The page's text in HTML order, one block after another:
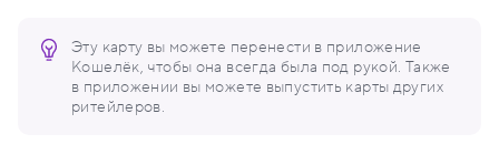
Эту карту вы можете перенести в приложение
Кошелёк, чтобы она всегда была под рукой. Также
в приложении вы можете выпустить карты других
ритейлеров.